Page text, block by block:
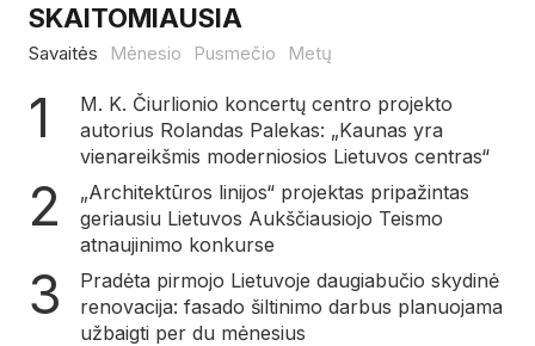
SKAITOMIAUSIA
Savaitės Mėnesio Pusmečio Metų
M. K. Čiurlionio koncertų centro projekto
autorius Rolandas Palekas: „Kaunas yra
vienareikšmis moderniosios Lietuvos centras“
„Architektūros linijos“ projektas pripažintas
geriausiu Lietuvos Aukščiausiojo Teismo
atnaujinimo konkurse
Pradėta pirmojo Lietuvoje daugiabučio skydinė
renovacija: fasado šiltinimo darbus planuojama
užbaigti per du mėnesius